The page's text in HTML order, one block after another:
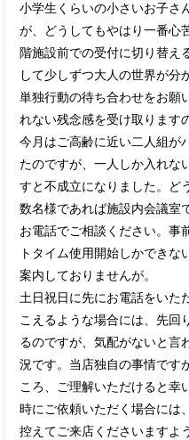
小学生くらいの小さいお子さ
が、どうしてもやはり一番心
階施設前での受付に切り替え
して少しずつ大人の世界が分
単独行動の待ち合わせをお願
れない残念感を受け取ります
今月はご高齢に近い二人組が
たのですが、一人しか入れな
すと不成立になりました。ど
数名様であれば施設内会議室
お電話でご相談ください。事
トタイム使用開始しかでき
案内しておりませんが。
土日祝日に先にお電話をいた
こえるような場合には、先回
るのですが、気配がないと言
況です。当店独自の事情です
ころ、ご理解いただけると幸
時にご依頼いただく場合には
控えてご来店くださいますよ